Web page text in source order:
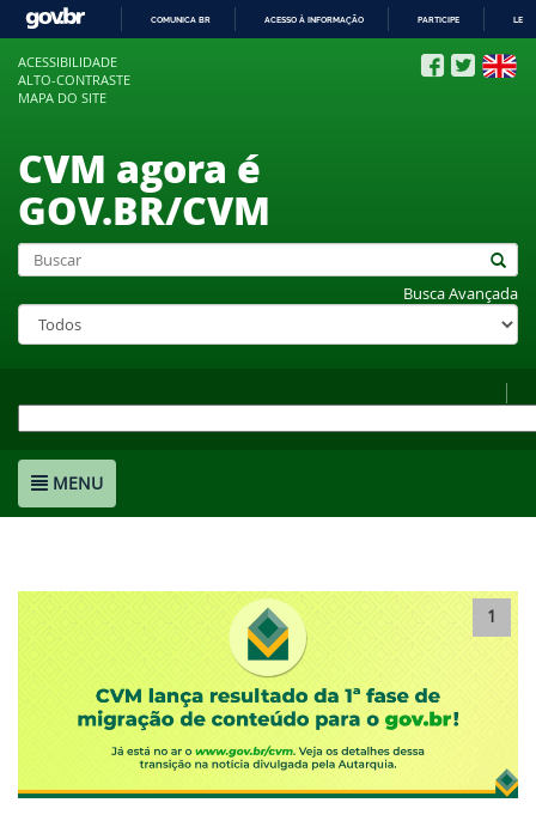
COMUNICA BR ACESSO À INFORMAÇÃO PARTICIPE
ACESSIBILIDADE
ALTO-CONTRASTE
MAPA DO SITE
CVM agora é
GOV.BR/CVM
Busca Avançada
MENU
1